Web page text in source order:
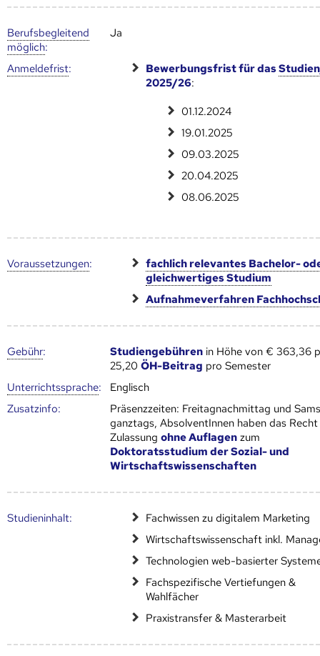
Berufs­begleitend
möglich:
Ja
Anmelde­frist: Bewerbungsfrist für das
2025/26:
01.12.2024
19.01.2025
09.03.2025
20.04.2025
08.06.2025
Voraus­setzungen:
fachlich relevantes Bachelor-
gleichwertiges Studium
Aufnahmeverfahren
Gebühr: Studiengebühren in Höhe von € 363,36
25,20ÖH-Beitrag pro Semester
Unter­richts­sprache:
Englisch
Zusatz­info:
Präsenzzeiten: Freitagnachmittag und
ganztags, AbsolventInnen haben das
Zulassungohne Auflagen zum
Doktoratsstudium der Sozial- und
Wirtschaftswissenschaften
Studien­inhalt:
Fachwissen zu digitalem Marketing
Wirtschaftswissenschaft inkl.
Technologien web-basierter
Fachspezifische Vertiefungen &
Wahlfächer
Praxistransfer & Masterarbeit